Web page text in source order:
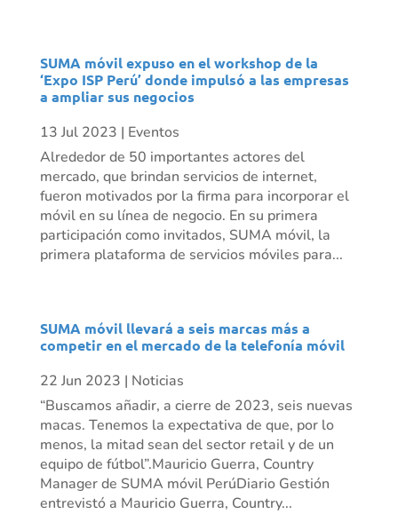
SUMA móvil expuso en el workshop de la
‘Expo ISP Perú’ donde impulsó a las empresas
a ampliar sus negocios
13 Jul 2023 | Eventos
Alrededor de 50 importantes actores del
mercado, que brindan servicios de internet,
fueron motivados por la firma para incorporar el
móvil en su línea de negocio. En su primera
participación como invitados, SUMA móvil, la
primera plataforma de servicios móviles para...
SUMA móvil llevará a seis marcas más a
competir en el mercado de la telefonía móvil
22 Jun 2023 | Noticias
“Buscamos añadir, a cierre de 2023, seis nuevas
macas. Tenemos la expectativa de que, por lo
menos, la mitad sean del sector retail y de un
equipo de fútbol”.Mauricio Guerra, Country
Manager de SUMA móvil PerúDiario Gestión
entrevistó a Mauricio Guerra, Country...